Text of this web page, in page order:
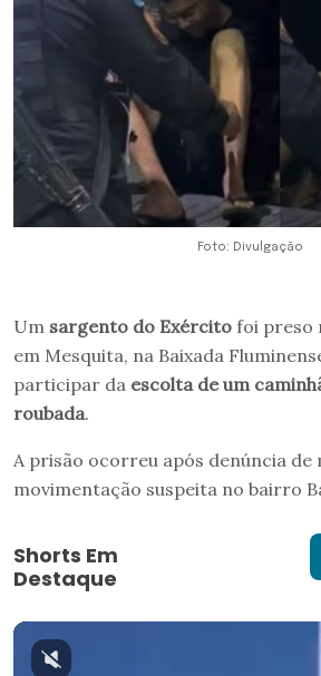
Foto: Divulgação
Um sargento do Exército foi preso
em Mesquita, na Baixada
participar da escolta de um
roubada.
A prisão ocorreu após denúncia
movimentação suspeita no bairro
Shorts Em
Destaque